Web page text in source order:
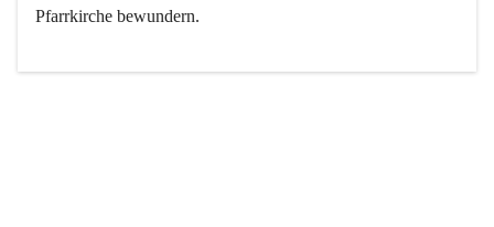
Pfarrkirche bewundern.
Der Weinbau dominert heute nicht mehr, ist aber integrativer